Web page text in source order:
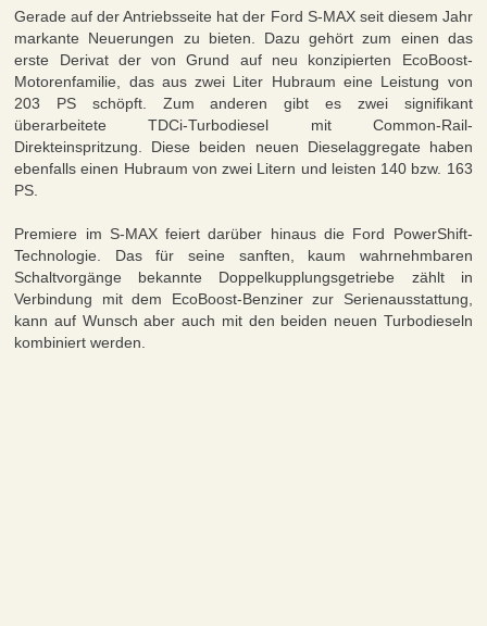
Gerade auf der Antriebsseite hat der Ford S-MAX seit diesem Jahr
markante Neuerungen zu bieten. Dazu gehört zum einen das
erste Derivat der von Grund auf neu konzipierten EcoBoost-
Motorenfamilie, das aus zwei Liter Hubraum eine Leistung von
203 PS schöpft. Zum anderen gibt es zwei signifikant
überarbeitete TDCi-Turbodiesel mit Common-Rail-
Direkteinspritzung. Diese beiden neuen Dieselaggregate haben
ebenfalls einen Hubraum von zwei Litern und leisten 140 bzw. 163
PS.
Premiere im S-MAX feiert darüber hinaus die Ford PowerShift-
Technologie. Das für seine sanften, kaum wahrnehmbaren
Schaltvorgänge bekannte Doppelkupplungsgetriebe zählt in
Verbindung mit dem EcoBoost-Benziner zur Serienausstattung,
kann auf Wunsch aber auch mit den beiden neuen Turbodieseln
kombiniert werden.